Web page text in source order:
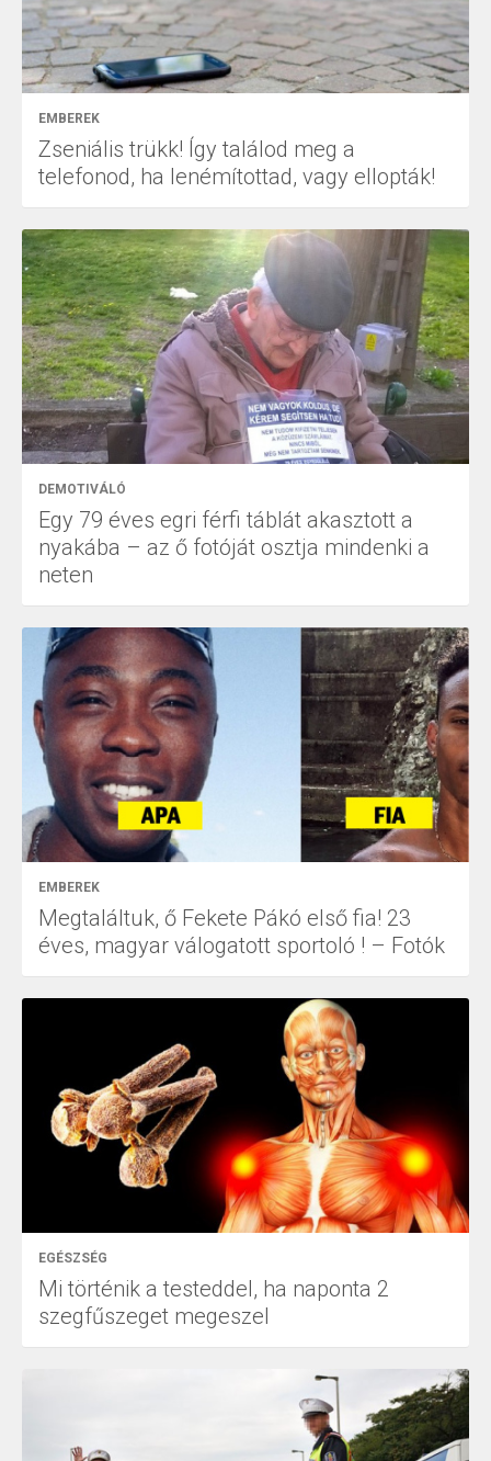
EMBEREK
Zseniális trükk! Így találod meg a
telefonod, ha lenémítottad, vagy ellopták!
DEMOTIVÁLÓ
Egy 79 éves egri férfi táblát akasztott a
nyakába – az ő fotóját osztja mindenki a
neten
EMBEREK
Megtaláltuk, ő Fekete Pákó első fia! 23
éves, magyar válogatott sportoló ! – Fotók
EGÉSZSÉG
Mi történik a testeddel, ha naponta 2
szegfűszeget megeszel